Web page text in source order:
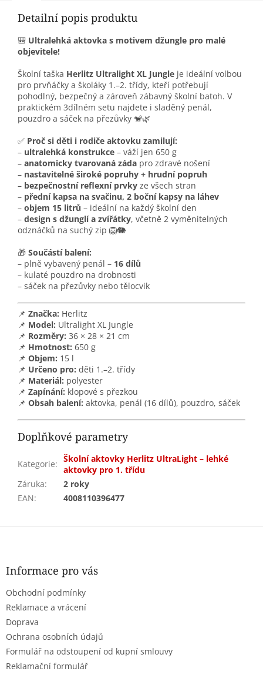
Detailní popis produktu
🎒 Ultralehká aktovka s motivem džungle pro malé
objevitele!
Školní taška Herlitz Ultralight XL Jungle je ideální volbou
pro prvňáčky a školáky 1.–2. třídy, kteří potřebují
pohodlný, bezpečný a zároveň zábavný školní batoh. V
praktickém 3dílném setu najdete i sladěný penál,
pouzdro a sáček na přezůvky 🐒🌿
✅ Proč si děti i rodiče aktovku zamilují:
– ultralehká konstrukce – váží jen 650 g
– anatomicky tvarovaná záda pro zdravé nošení
– nastavitelné široké popruhy + hrudní popruh
– bezpečnostní reflexní prvky ze všech stran
– přední kapsa na svačinu, 2 boční kapsy na láhev
– objem 15 litrů – ideální na každý školní den
– design s džunglí a zvířátky, včetně 2 vyměnitelných
odznáčků na suchý zip 🦁🐘
🎁 Součástí balení:
– plně vybavený penál – 16 dílů
– kulaté pouzdro na drobnosti
– sáček na přezůvky nebo tělocvik
📌 Značka: Herlitz
📌 Model: Ultralight XL Jungle
📌 Rozměry: 36 × 28 × 21 cm
📌 Hmotnost: 650 g
📌 Objem: 15 l
📌 Určeno pro: děti 1.–2. třídy
📌 Materiál: polyester
📌 Zapínání: klopové s přezkou
📌 Obsah balení: aktovka, penál (16 dílů), pouzdro, sáček
Doplňkové parametry
Kategorie: Školní aktovky Herlitz UltraLight – lehké
aktovky pro 1. třídu
Záruka:
2 roky
EAN: 4008110396477
Z
Informace pro vás
Obchodní podmínky
Reklamace a vrácení
Doprava
Ochrana osobních údajů
Formulář na odstoupení od kupní smlouvy
Reklamační formulář